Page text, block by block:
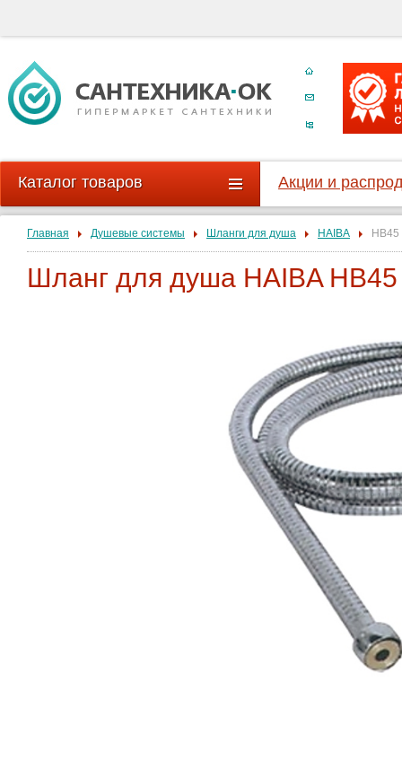
Каталог товаров Акции и
Главная Душевые системы Шланги для душа HAIBA HB45
Шланг для душа HAIBA HB45